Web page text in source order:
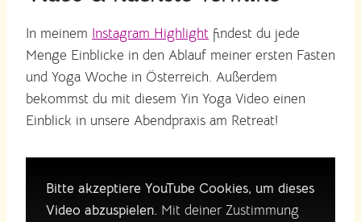
In meinem Instagram Highlight findest du jede
Menge Einblicke in den Ablauf meiner ersten Fasten
und Yoga Woche in Österreich. Außerdem
bekommst du mit diesem Yin Yoga Video einen
Einblick in unsere Abendpraxis am Retreat!
Bitte akzeptiere YouTube Cookies, um dieses
Video abzuspielen. Mit deiner Zustimmung